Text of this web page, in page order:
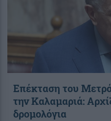
Επέκταση του
την Καλαμαριά:
δρομολόγια